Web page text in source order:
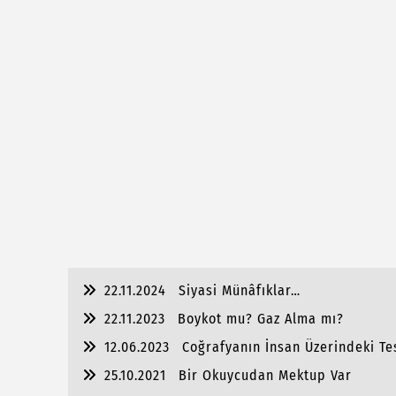
22.11.2024
Siyasi Münâfıklar…
22.11.2023
Boykot mu? Gaz Alma mı?
12.06.2023
Coğrafyanın İnsan Üzerindeki
25.10.2021
Bir Okuycudan Mektup Var